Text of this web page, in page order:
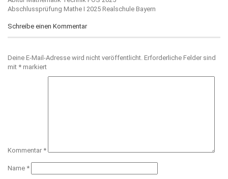
Abschlussprüfung Mathe I 2025 Realschule Bayern
Schreibe einen Kommentar
Deine E-Mail-Adresse wird nicht veröffentlicht. Erforderliche Felder sind
mit * markiert
Kommentar *
Name *